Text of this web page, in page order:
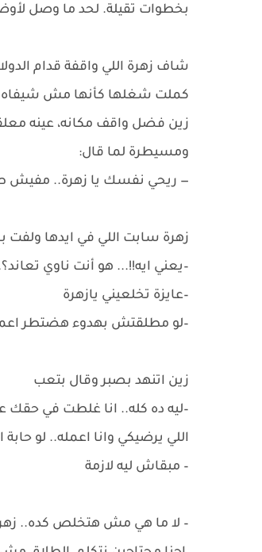
بخطوات تقيلة. لحد ما وصل
شاف زهرة اللي واقفة قدام
كملت شغلها كأنها مش
​زين فضل واقف مكانه، عينه
ومسيطرة لما قال:
— ريحي نفسك يا زهرة.. مفيش
زهرة سابت اللي في ايدها ولفت
–يعني ايه!!... هو أنت ناوي
–عايزة تخلعيني يازهرة
–لو مطلقتش بهدوء هضتطر
زين اتنهد بصبر وقال بتعب
–ليه ده كله.. انا غلطت في
اللي يرضيكي وانا اعمله.. لو
– مبقاش ليه لازمة
– لا ما هي مش هتخلص كده..